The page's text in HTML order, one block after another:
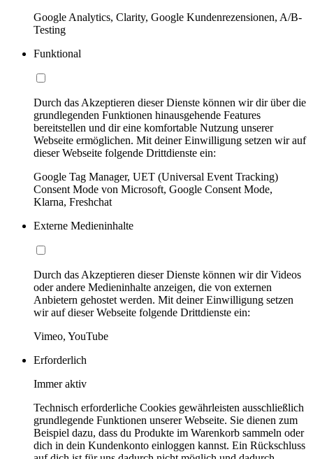
Google Analytics, Clarity, Google Kundenrezensionen, A/B-
Testing
Funktional
Durch das Akzeptieren dieser Dienste können wir dir über die
grundlegenden Funktionen hinausgehende Features
bereitstellen und dir eine komfortable Nutzung unserer
Webseite ermöglichen. Mit deiner Einwilligung setzen wir auf
dieser Webseite folgende Drittdienste ein:
Google Tag Manager, UET (Universal Event Tracking)
Consent Mode von Microsoft, Google Consent Mode,
Klarna, Freshchat
Externe Medieninhalte
Durch das Akzeptieren dieser Dienste können wir dir Videos
oder andere Medieninhalte anzeigen, die von externen
Anbietern gehostet werden. Mit deiner Einwilligung setzen
wir auf dieser Webseite folgende Drittdienste ein:
Vimeo, YouTube
Erforderlich
Immer aktiv
Technisch erforderliche Cookies gewährleisten ausschließlich
grundlegende Funktionen unserer Webseite. Sie dienen zum
Beispiel dazu, dass du Produkte im Warenkorb sammeln oder
dich in dein Kundenkonto einloggen kannst. Ein Rückschluss